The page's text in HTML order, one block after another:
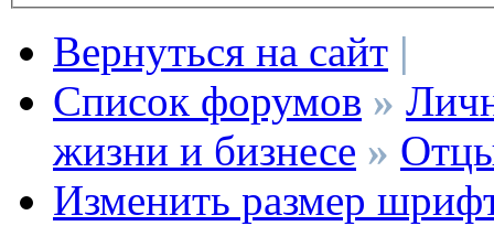
Вернуться на сайт |
Список форумов »
жизни и бизнесе »
Изменить размер